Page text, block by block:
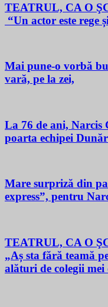
TEATRUL, CA O
“Un actor este rege
Mai pune-o vorbă
vară, pe la zei,
La 76 de ani,
poarta echipei
Mare surpriză din
express”, pentru
TEATRUL, CA O
„Aș sta fără teamă
alături de colegii mei